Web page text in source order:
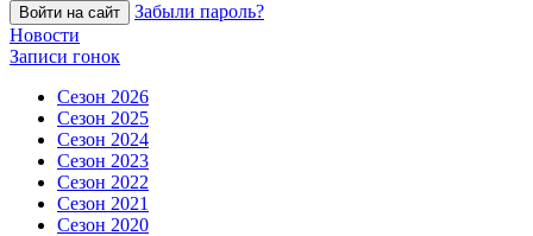
Войти на сайт
Забыли пароль?
Новости
Записи гонок
Сезон 2026
Сезон 2025
Сезон 2024
Сезон 2023
Сезон 2022
Сезон 2021
Сезон 2020